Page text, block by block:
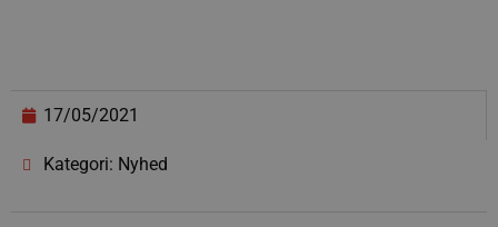
17/05/2021
Kategori: Nyhed